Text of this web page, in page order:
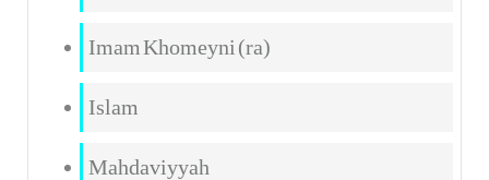
Imam Khomeyni (ra)
Islam
Mahdaviyyah